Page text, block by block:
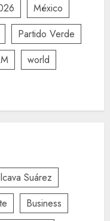
México
Partido Verde
world
Suárez
Business